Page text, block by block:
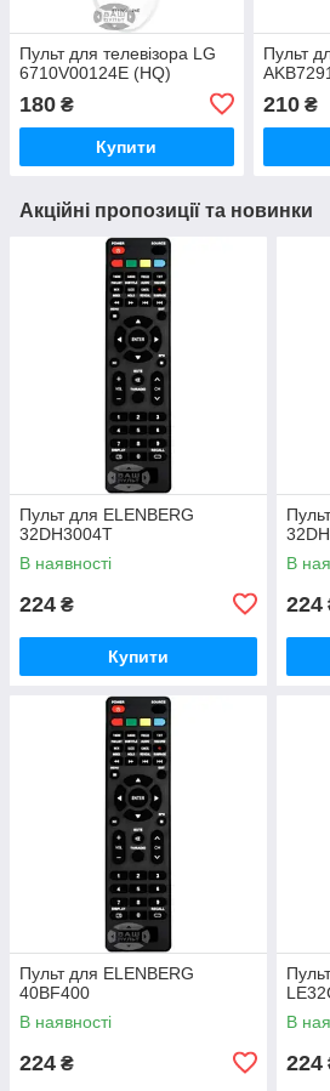
Пульт для телевізора LG
6710V00124E (HQ)
180 ₴
Купити
Пульт
210₴
Акційні пропозиції та новинки
Пульт для ELENBERG
32DH3004T
В наявності
224 ₴
Купити
В
224
Пульт для ELENBERG
40BF400
В наявності
224 ₴
В
224